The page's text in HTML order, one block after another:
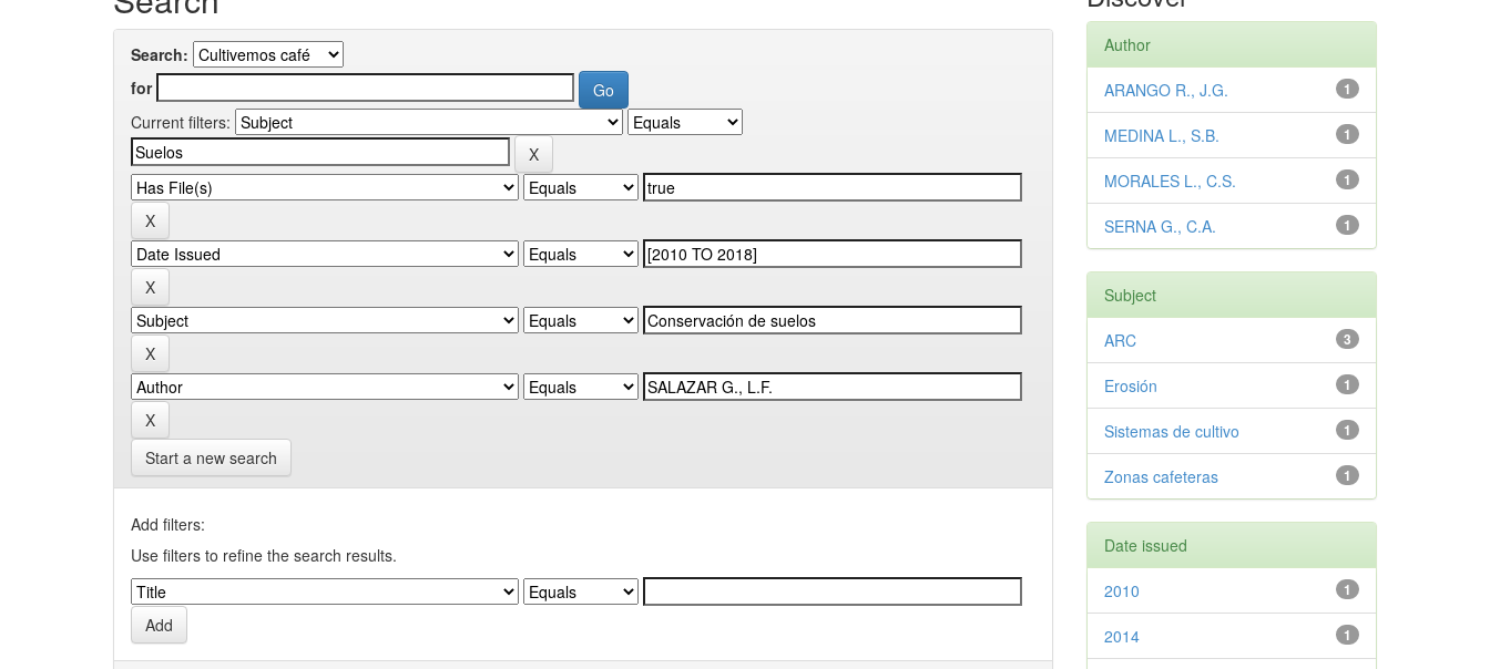
Search:
for
Current filters:
Start a new search
Add filters:
Use filters to refine the search results.
Author
1
ARANGO R., J.G.
1
MEDINA L., S.B.
1
MORALES L., C.S.
1
SERNA G., C.A.
Subject
3
ARC
1
Erosión
1
Sistemas de cultivo
1
Zonas cafeteras
Date issued
1
2010
1
2014